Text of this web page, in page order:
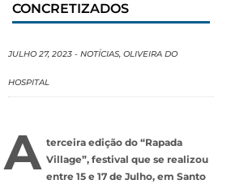
CONCRETIZADOS
JULHO 27, 2023 - NOTÍCIAS, OLIVEIRA DO
HOSPITAL
A terceira edição do “Rapada
Village”, festival que se realizou
entre 15 e 17 de Julho, em Santo